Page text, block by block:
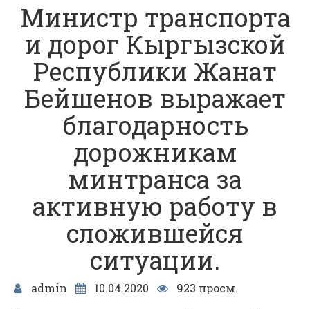
Министр транспорта
и дорог Кыргызской
Республики Жанат
Бейшенов выражает
благодарность
дорожникам
минтранса за
активную работу в
сложившейся
ситуации.
admin 10.04.2020
923 просм.